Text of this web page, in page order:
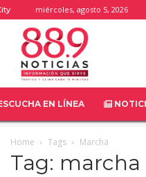
miércoles, agosto 5, 2026
EN LÍNEA
Home Tags Marcha
Tag: marcha